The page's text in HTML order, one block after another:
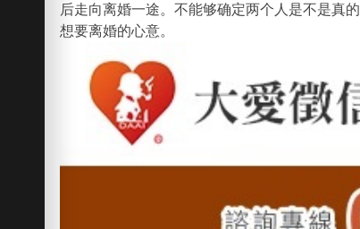
后走向离婚一途。不能够确定两个人是不是真
想要离婚的心意。